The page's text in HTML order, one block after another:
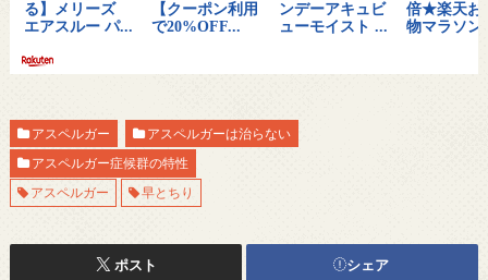
アスペルガー
アスペルガーは治らない
アスペルガー症候群の特性
アスペルガー
早とちり
ポスト シェア